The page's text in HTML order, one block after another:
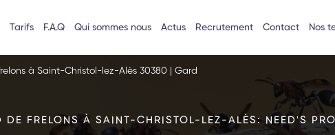
Tarifs F.A.Q Qui sommes nous Actus Recrutement Contact Nos
à Saint-Christol-lez-Alès 30380 | Gard
DE FRELONS À SAINT-CHRISTOL-LEZ-ALÈS: NEED'S